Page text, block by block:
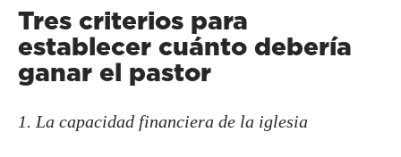
Tres criterios para
establecer cuánto debería
ganar el pastor
1. La capacidad financiera de la iglesia